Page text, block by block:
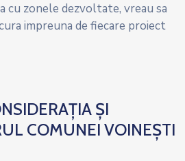
cu zonele dezvoltate, vreau sa
impreuna de fiecare proiect
ȘI
COMUNEI VOINEȘTI